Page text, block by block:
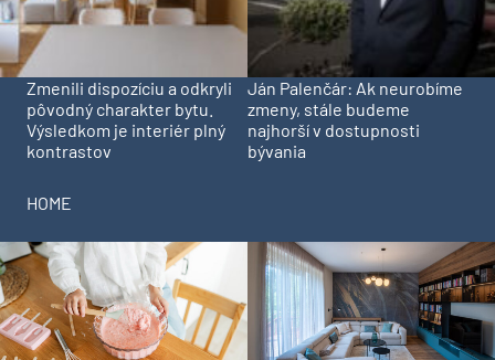
Zmenili dispozíciu a odkryli
pôvodný charakter bytu.
Výsledkom je interiér plný
kontrastov
Ján Palenčár: Ak neurobíme
zmeny, stále budeme
najhorší v dostupnosti
bývania
HOME